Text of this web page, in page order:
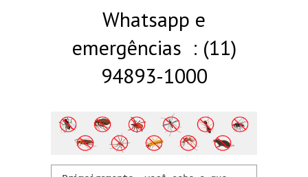
Whatsapp e
emergências : (11)
94893-1000